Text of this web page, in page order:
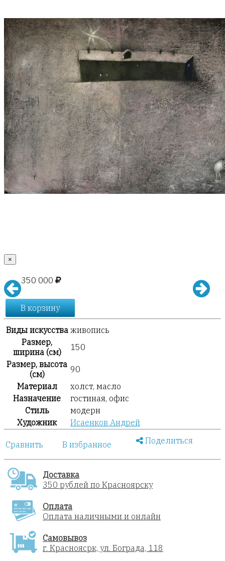
×
350 000
В корзину
Виды искусства живопись
Размер,
ширина (см)
150
Размер, высота
(см)
90
Материал
холст, масло
Назначение
гостиная, офис
Стиль
модерн
Художник
Исаенков Андрей
Сравнить В избранное Поделиться
Доставка
350 рублей по Красноярску
Оплата
Оплата наличными и онлайн
Самовывоз
г. Красноясрк, ул. Бограда, 118